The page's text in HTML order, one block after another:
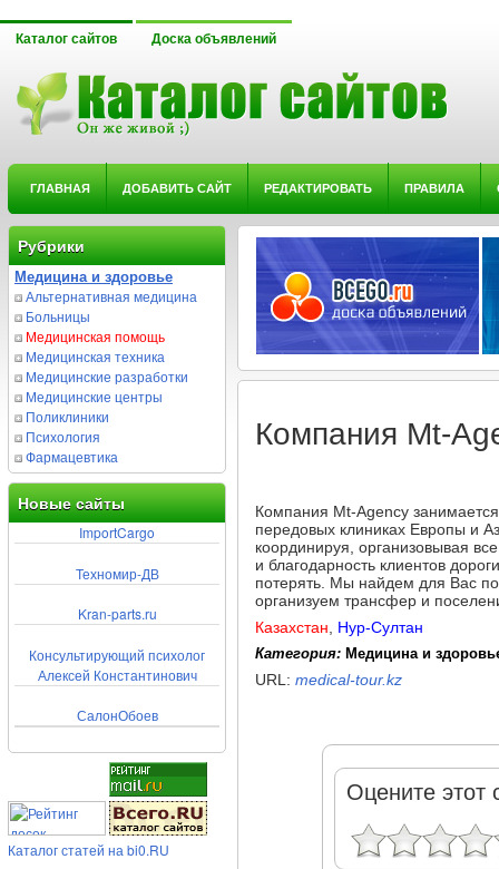
Каталог сайтов Доска объявлений
ГЛАВНАЯ ДОБАВИТЬ САЙТ РЕДАКТИРОВАТЬ ПРАВИЛА
Рубрики
Медицина и здоровье
Альтернативная медицина
Больницы
Медицинская помощь
Медицинская техника
Медицинские разработки
Медицинские центры
Поликлиники
Психология
Фармацевтика
Новые сайты
ImportCargo
Техномир-ДВ
Kran-parts.ru
Консультирующий психолог
Алексей Константинович
СалонОбоев
Каталог статей на bi0.RU
Компания Mt-
Компания Mt-Agency
передовых клиниках Европы и
координируя, организовывая
и благодарность клиентов
потерять. Мы найдем для Вас
организуем трансфер и
Казахстан
Нур-Султан
Категория: Медицина и
URL: medical-tour.kz
Оцените этот